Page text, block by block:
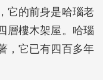
它的前身是哈瑙老
層樓木架屋。哈瑙
，它已有四百多年